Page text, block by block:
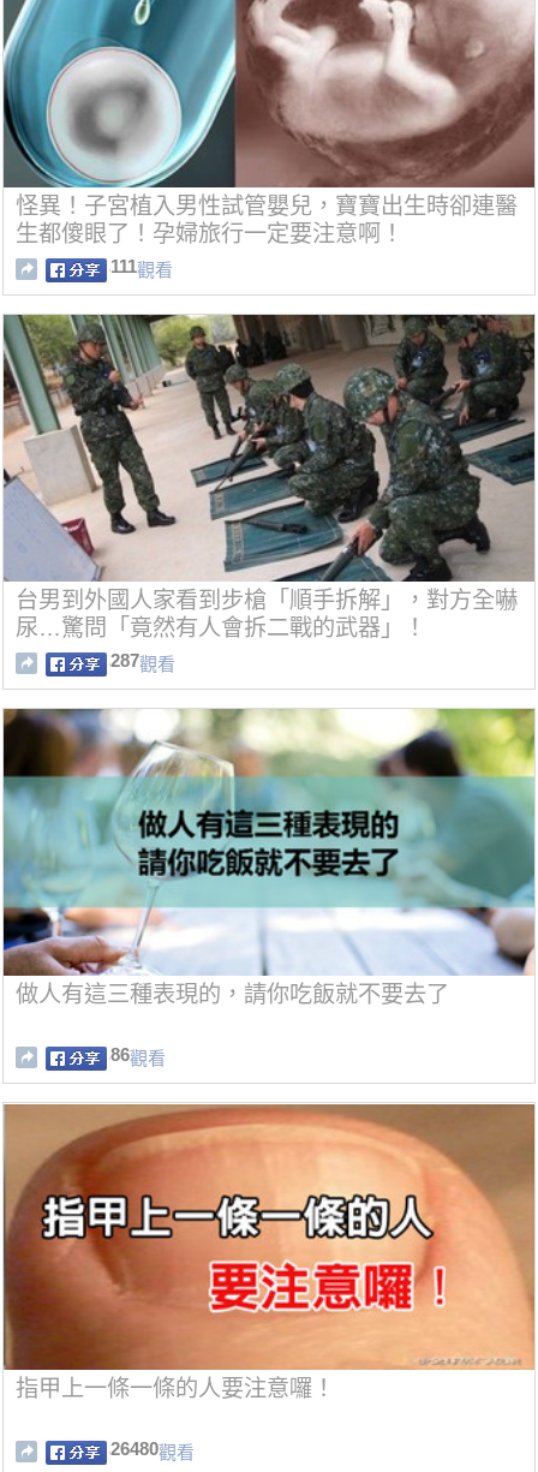
怪異！子宮植入男性試管嬰兒，寶寶出生時卻連醫
生都傻眼了！孕婦旅行一定要注意啊！
111觀看
台男到外國人家看到步槍「順手拆解」，對方全嚇
尿…驚問「竟然有人會拆二戰的武器」！
287觀看
做人有這三種表現的，請你吃飯就不要去了
86觀看
指甲上一條一條的人要注意囉！
26480觀看